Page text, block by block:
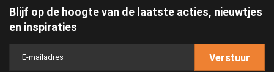
Blijf op de hoogte van de laatste acties, nieuwtjes
en inspiraties
Verstuur